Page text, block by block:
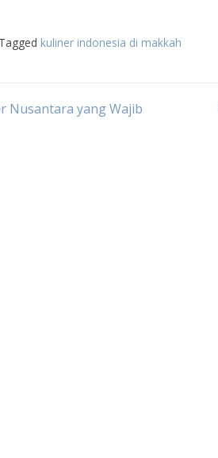
Tagged kuliner indonesia di makkah
Nusantara yang Wajib